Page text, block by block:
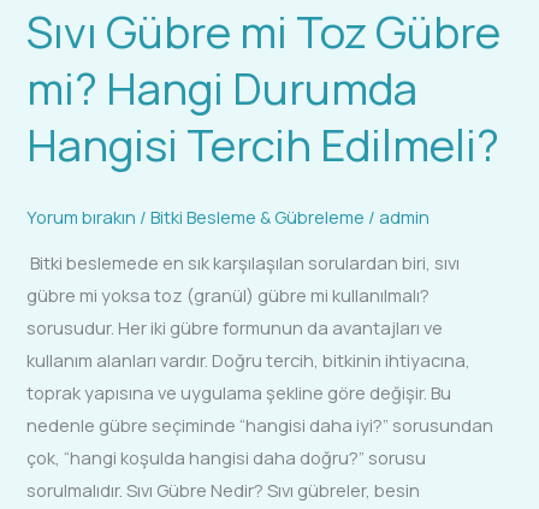
Sıvı Gübre mi Toz Gübre
mi? Hangi Durumda
Hangisi Tercih Edilmeli?
Yorum bırakın /Bitki Besleme & Gübreleme / admin
Bitki beslemede en sık karşılaşılan sorulardan biri, sıvı
gübre mi yoksa toz (granül) gübre mi kullanılmalı?
sorusudur. Her iki gübre formunun da avantajları ve
kullanım alanları vardır. Doğru tercih, bitkinin ihtiyacına,
toprak yapısına ve uygulama şekline göre değişir. Bu
nedenle gübre seçiminde “hangisi daha iyi?” sorusundan
çok, “hangi koşulda hangisi daha doğru?” sorusu
sorulmalıdır. Sıvı Gübre Nedir? Sıvı gübreler, besin